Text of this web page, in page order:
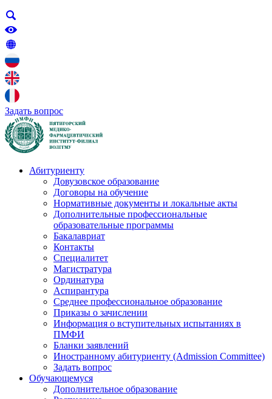
Задать вопрос
Абитуриенту
Довузовское образование
Договоры на обучение
Нормативные документы и локальные акты
Дополнительные профессиональные
образовательные программы
Бакалавриат
Контакты
Специалитет
Магистратура
Ординатура
Аспирантура
Среднее профессиональное образование
Приказы о зачислении
Информация о вступительных испытаниях в
ПМФИ
Бланки заявлений
Иностранному абитуриенту (Admission Committee)
Задать вопрос
Обучающемуся
Дополнительное образование